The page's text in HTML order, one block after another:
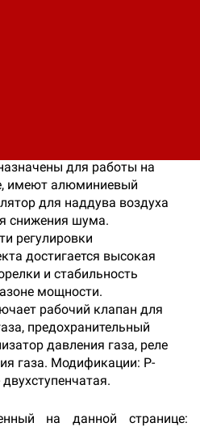
для работы на
имеют алюминиевый
для наддува воздуха
снижения шума.
регулировки
достигается высокая
и стабильность
мощности.
рабочий клапан для
предохранительный
давления газа, реле
газа. Модификации: P-
на данной странице: